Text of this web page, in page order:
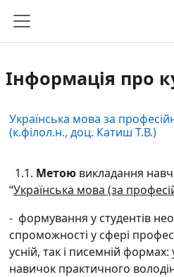
Бокова панель
Інформація про
Українська мова за
(к.філол.н., доц. Катиш Т.В.)
1.1. Метою викладання
“Українська мова (за
- формування у студентів
спроможності у сфері
усній, так і писемній
навичок практичного